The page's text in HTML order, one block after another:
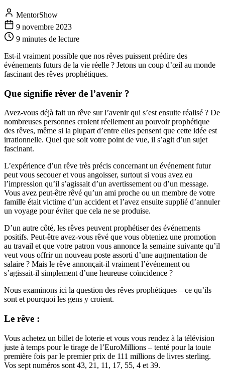
MentorShow
9 novembre 2023
9 minutes de lecture
Est-il vraiment possible que nos rêves puissent prédire des
événements futurs de la vie réelle ? Jetons un coup d’œil au monde
fascinant des rêves prophétiques.
Que signifie rêver de l’avenir ?
Avez-vous déjà fait un rêve sur l’avenir qui s’est ensuite réalisé ? De
nombreuses personnes croient réellement au pouvoir prophétique
des rêves, même si la plupart d’entre elles pensent que cette idée est
irrationnelle. Quel que soit votre point de vue, il s’agit d’un sujet
fascinant.
L’expérience d’un rêve très précis concernant un événement futur
peut vous secouer et vous angoisser, surtout si vous avez eu
l’impression qu’il s’agissait d’un avertissement ou d’un message.
Vous avez peut-être rêvé qu’un ami proche ou un membre de votre
famille était victime d’un accident et l’avez ensuite supplié d’annuler
un voyage pour éviter que cela ne se produise.
D’un autre côté, les rêves peuvent prophétiser des événements
positifs. Peut-être avez-vous rêvé que vous obteniez une promotion
au travail et que votre patron vous annonce la semaine suivante qu’il
veut vous offrir un nouveau poste assorti d’une augmentation de
salaire ? Mais le rêve annonçait-il vraiment l’événement ou
s’agissait-il simplement d’une heureuse coïncidence ?
Nous examinons ici la question des rêves prophétiques – ce qu’ils
sont et pourquoi les gens y croient.
Le rêve :
Vous achetez un billet de loterie et vous vous rendez à la télévision
juste à temps pour le tirage de l’EuroMillions – tenté pour la toute
première fois par le premier prix de 111 millions de livres sterling.
Vos sept numéros sont 43, 21, 11, 17, 55, 4 et 39.